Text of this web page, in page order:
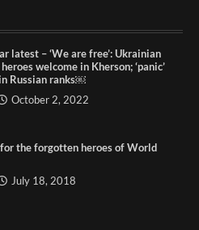
latest – ‘We are free’: Ukrainian
welcome in Kherson; ‘panic’
Russian ranks￼
October 2, 2022
the forgotten heroes of World
July 18, 2018